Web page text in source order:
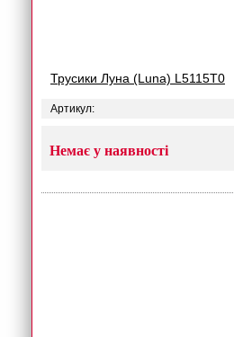
Трусики Луна (Luna) L5115T0
Артикул:
Немає у наявності